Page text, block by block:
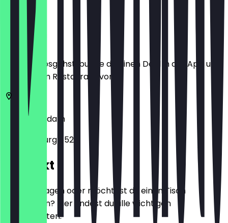
Bevor du losgehst, buche dir einen Deal in der App und
zeige ihn im Restaurant vor.
Rotterdam
Pompenburg 652
Kontakt
Hast du Fragen oder möchtest du einen Tisch
reservieren? Hier findest du alle wichtigen
Kontaktdaten.